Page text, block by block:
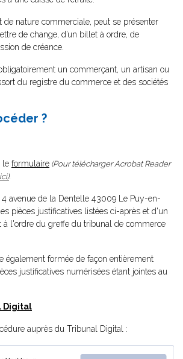
de nature commerciale, peut se présenter
de change, d’un billet à ordre, de
de créance.
un commerçant, un artisan ou
du registre du commerce et des sociétés
?
le formulaire (Pour télécharger Acrobat Reader
.
avenue de la Dentelle 43009 Le Puy-en-
pièces justificatives listées ci-après et d'un
à l'ordre du greffe du tribunal de commerce
également formée de façon entièrement
justificatives numérisées étant jointes au
Digital
auprès du Tribunal Digital :